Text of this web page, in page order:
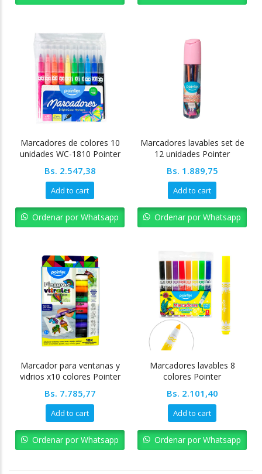
Marcadores de colores 10
unidades WC-1810 Pointer
Bs. 2.547,38
Add to cart
Ordenar por Whatsapp
Marcadores lavables set de
12 unidades Pointer
Bs. 1.889,75
Add to cart
Ordenar por Whatsapp
Marcador para ventanas y
vidrios x10 colores Pointer
Bs. 7.785,77
Add to cart
Ordenar por Whatsapp
Marcadores lavables 8
colores Pointer
Bs. 2.101,40
Add to cart
Ordenar por Whatsapp